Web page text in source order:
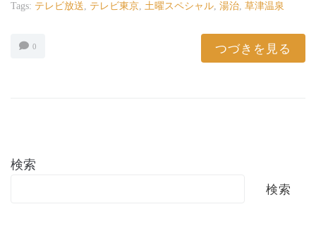
Tags: テレビ放送, テレビ東京, 土曜スペシャル, 湯治, 草津温泉
0 つづきを見る
検索
検索